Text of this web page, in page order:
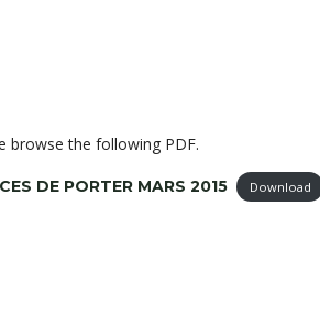
browse the following PDF.
DE PORTER MARS 2015 Download